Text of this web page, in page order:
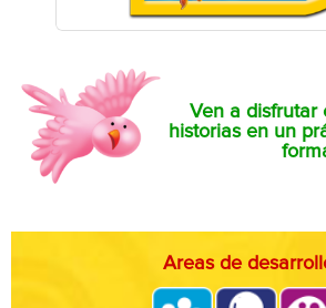
Ven a disfrutar
historias en un
Areas de